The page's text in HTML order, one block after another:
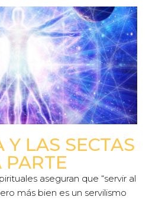
LAS SECTAS
PARTE
aseguran que “servir al
más bien es un servilismo